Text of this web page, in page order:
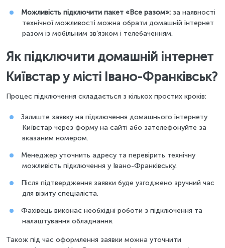
Можливість підключити пакет «Все разом»: за наявності
технічної можливості можна обрати домашній інтернет
разом із мобільним зв’язком і телебаченням.
Як підключити домашній інтернет
Київстар у місті Івано-Франківськ?
Процес підключення складається з кількох простих кроків:
Залиште заявку на підключення домашнього інтернету
Київстар через форму на сайті або зателефонуйте за
вказаним номером.
Менеджер уточнить адресу та перевірить технічну
можливість підключення у Івано-Франківську.
Після підтвердження заявки буде узгоджено зручний час
для візиту спеціаліста.
Фахівець виконає необхідні роботи з підключення та
налаштування обладнання.
Також під час оформлення заявки можна уточнити